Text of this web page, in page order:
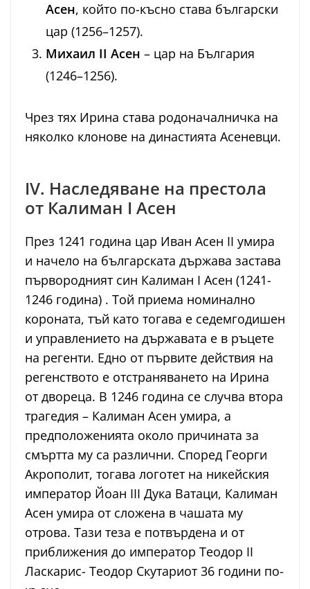
Асен, който по-късно става български
цар (1256–1257).
Михаил II Асен – цар на България
(1246–1256).
Чрез тях Ирина става родоначалничка на
няколко клонове на династията Асеневци.
IV. Наследяване на престола
от Калиман I Асен
През 1241 година цар Иван Асен II умира
и начело на българската държава застава
първородният син Калиман I Асен (1241-
1246 година) . Той приема номинално
короната, тъй като тогава е седемгодишен
и управлението на държавата е в ръцете
на регенти. Едно от първите действия на
регенството е отстраняването на Ирина
от двореца. В 1246 година се случва втора
трагедия – Калиман Асен умира, а
предположенията около причината за
смъртта му са различни. Според Георги
Акрополит, тогава логотет на никейския
император Йоан III Дука Ватаци, Калиман
Асен умира от сложена в чашата му
отрова. Тази теза е потвърдена и от
приближения до император Теодор II
Ласкарис- Теодор Скутариот 36 години по-